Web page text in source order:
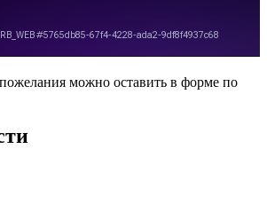
можно оставить в форме по